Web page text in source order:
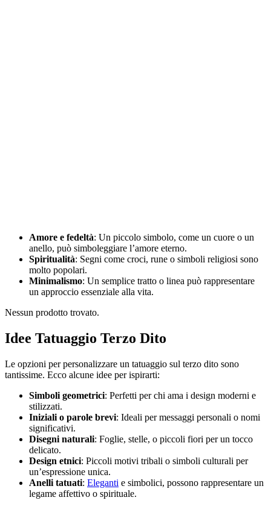
Amore e fedeltà: Un piccolo simbolo, come un cuore o un
anello, può simboleggiare l’amore eterno.
Spiritualità: Segni come croci, rune o simboli religiosi sono
molto popolari.
Minimalismo: Un semplice tratto o linea può rappresentare
un approccio essenziale alla vita.
Nessun prodotto trovato.
Idee Tatuaggio Terzo Dito
Le opzioni per personalizzare un tatuaggio sul terzo dito sono
tantissime. Ecco alcune idee per ispirarti:
Simboli geometrici: Perfetti per chi ama i design moderni e
stilizzati.
Iniziali o parole brevi: Ideali per messaggi personali o nomi
significativi.
Disegni naturali: Foglie, stelle, o piccoli fiori per un tocco
delicato.
Design etnici: Piccoli motivi tribali o simboli culturali per
un’espressione unica.
Anelli tatuati: Eleganti e simbolici, possono rappresentare un
legame affettivo o spirituale.